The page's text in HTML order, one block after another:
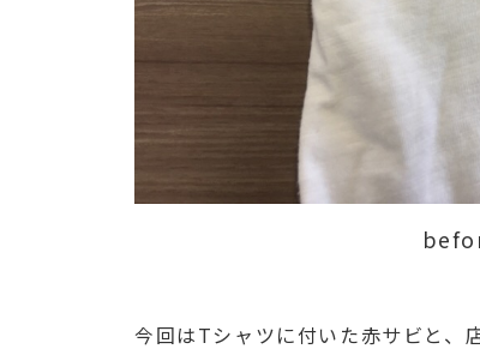
今回はTシャツに付いた赤サビと、